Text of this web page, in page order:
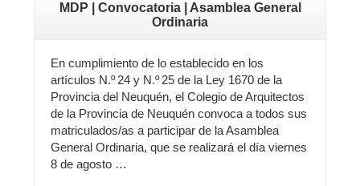
MDP | Convocatoria | Asamblea General
Ordinaria
En cumplimiento de lo establecido en los
artículos N.º 24 y N.º 25 de la Ley 1670 de la
Provincia del Neuquén, el Colegio de Arquitectos
de la Provincia de Neuquén convoca a todos sus
matriculados/as a participar de la Asamblea
General Ordinaria, que se realizará el día viernes
8 de agosto …